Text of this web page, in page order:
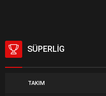
SÜPERLIG
TAKIM